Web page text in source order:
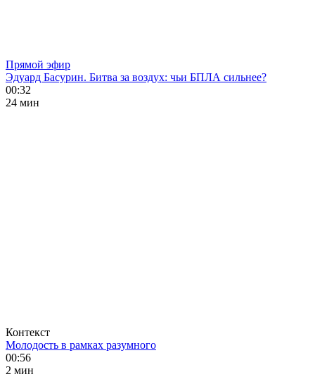
Прямой эфир
Эдуард Басурин. Битва за воздух: чьи БПЛА сильнее?
00:32
24 мин
Контекст
Молодость в рамках разумного
00:56
2 мин